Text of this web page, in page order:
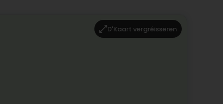
D'Kaart vergréisseren